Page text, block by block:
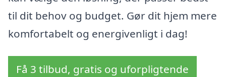
til dit behov og budget. Gør dit hjem mere
komfortabelt og energivenligt i dag!
Få 3 tilbud, gratis og uforpligtende